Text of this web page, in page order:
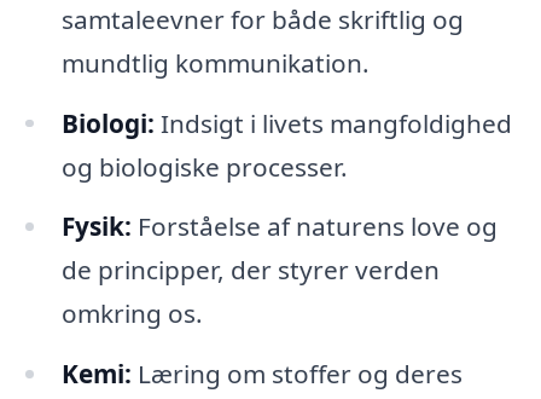
samtaleevner for både skriftlig og
mundtlig kommunikation.
Biologi: Indsigt i livets mangfoldighed
og biologiske processer.
Fysik: Forståelse af naturens love og
de principper, der styrer verden
omkring os.
Kemi: Læring om stoffer og deres